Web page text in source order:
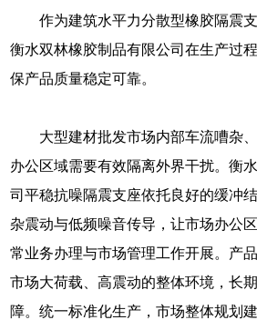
作为建筑水平力分散型橡胶隔震
衡水双林橡胶制品有限公司在生产过
保产品质量稳定可靠。
大型建材批发市场内部车流嘈杂
办公区域需要有效隔离外界干扰。衡
司平稳抗噪隔震支座依托良好的缓冲
杂震动与低频噪音传导，让市场办公
常业务办理与市场管理工作开展。产
市场大荷载、高震动的整体环境，长
障。统一标准化生产，市场整体规划